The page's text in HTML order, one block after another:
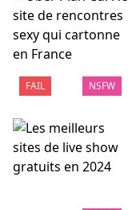
FAIL NSFW